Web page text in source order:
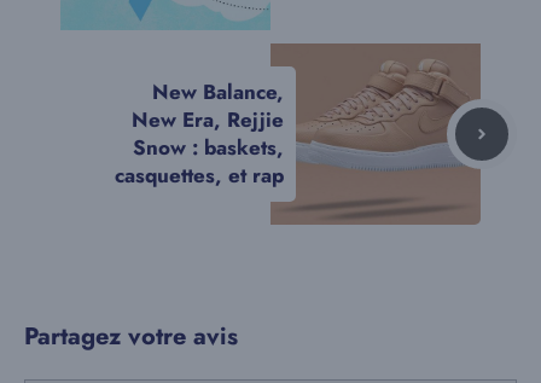
New Balance,
New Era, Rejjie
Snow : baskets,
casquettes, et rap
Partagez votre avis